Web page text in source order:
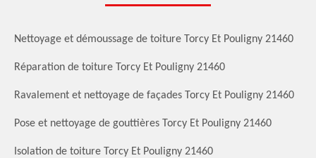
Nettoyage et démoussage de toiture Torcy Et Pouligny 21460
Réparation de toiture Torcy Et Pouligny 21460
Ravalement et nettoyage de façades Torcy Et Pouligny 21460
Pose et nettoyage de gouttières Torcy Et Pouligny 21460
Isolation de toiture Torcy Et Pouligny 21460